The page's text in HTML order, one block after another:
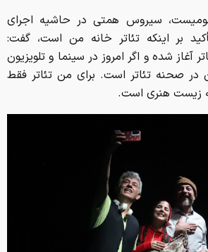
سیروس همتی در حاشیه اجرای
بر اینکه تئاتر خانه من است، گفت:
آغاز شده و اگر امروز در سینما و تلویزیون
در صحنه تئاتر است. برای من تئاتر فقط
زیست هنری است.